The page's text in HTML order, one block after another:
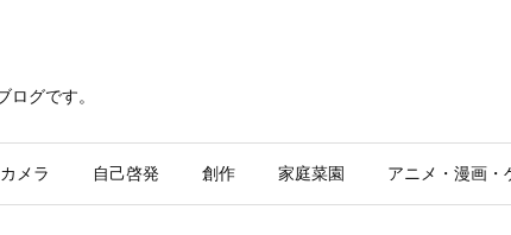
ログです。
カメラ 自己啓発 創作 家庭菜園 アニメ・漫画・